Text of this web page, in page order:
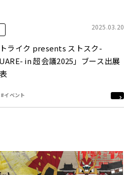
2025.03.20
トライク presents ストスク-
in 超会議2025」ブース出展
#イベント